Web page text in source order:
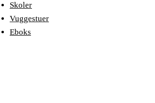
Skoler
Vuggestuer
Eboks